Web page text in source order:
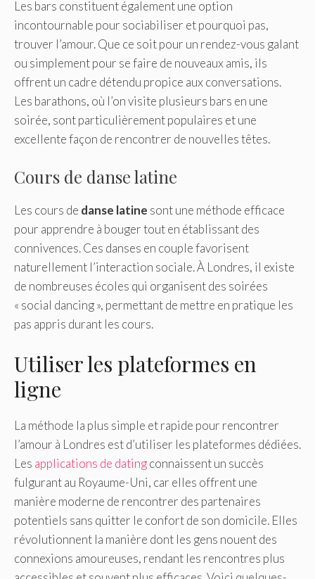
Les bars constituent également une option
incontournable pour sociabiliser et pourquoi pas,
trouver l’amour. Que ce soit pour un rendez-vous galant
ou simplement pour se faire de nouveaux amis, ils
offrent un cadre détendu propice aux conversations.
Les barathons, où l’on visite plusieurs bars en une
soirée, sont particulièrement populaires et une
excellente façon de rencontrer de nouvelles têtes.
Cours de danse latine
Les cours de danse latine sont une méthode efficace
pour apprendre à bouger tout en établissant des
connivences. Ces danses en couple favorisent
naturellement l’interaction sociale. À Londres, il existe
de nombreuses écoles qui organisent des soirées
« social dancing », permettant de mettre en pratique les
pas appris durant les cours.
Utiliser les plateformes en
ligne
La méthode la plus simple et rapide pour rencontrer
l’amour à Londres est d’utiliser les plateformes dédiées.
Les applications de datingconnaissent un succès
fulgurant au Royaume-Uni, car elles offrent une
manière moderne de rencontrer des partenaires
potentiels sans quitter le confort de son domicile. Elles
révolutionnent la manière dont les gens nouent des
connexions amoureuses, rendant les rencontres plus